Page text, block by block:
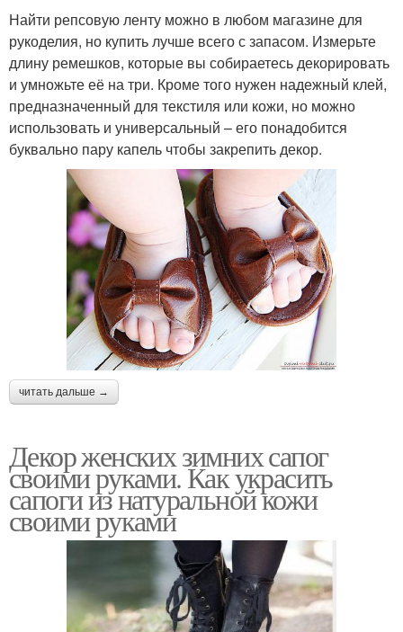
Найти репсовую ленту можно в любом магазине для
рукоделия, но купить лучше всего с запасом. Измерьте
длину ремешков, которые вы собираетесь декорировать
и умножьте её на три. Кроме того нужен надежный клей,
предназначенный для текстиля или кожи, но можно
использовать и универсальный – его понадобится
буквально пару капель чтобы закрепить декор.
читать дальше →
Декор женских зимних сапог
своими руками. Как украсить
сапоги из натуральной кожи
своими руками